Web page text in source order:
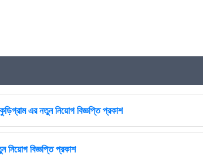
এর নতুন নিয়োগ বিজ্ঞপ্তি প্রকাশ
নিয়োগ বিজ্ঞপ্তি প্রকাশ